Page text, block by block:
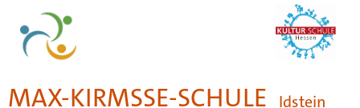
MAX-KIRMSSE-SCHULE Idstein